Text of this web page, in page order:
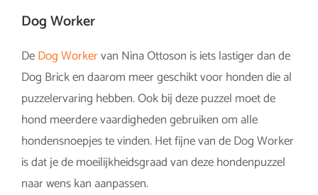
Dog Worker
DeDog Workervan Nina Ottoson is iets lastiger dan de
Dog Brick en daarom meer geschikt voor honden die al
puzzelervaring hebben. Ook bij deze puzzel moet de
hond meerdere vaardigheden gebruiken om alle
hondensnoepjes te vinden. Het fijne van de Dog Worker
is dat je de moeilijkheidsgraad van deze hondenpuzzel
naar wens kan aanpassen.